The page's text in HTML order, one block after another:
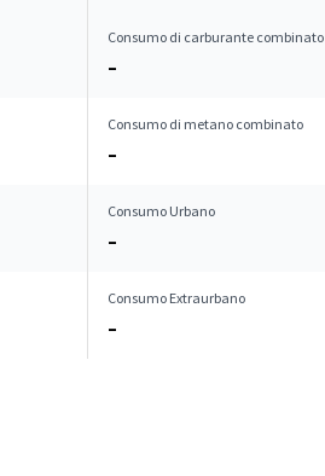
Consumo di carburante combinato
–
Consumo di metano combinato
–
Consumo Urbano
–
Consumo Extraurbano
–